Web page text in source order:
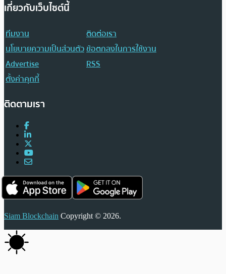
เกี่ยวกับเว็บไซต์นี้
ทีมงาน
ติดต่อเรา
นโยบายความเป็นส่วนตัวข้อตกลงในการใช้งาน
Advertise
RSS
ตั้งค่าคุกกี้
ติดตามเรา
Siam Blockchain Copyright © 2026.